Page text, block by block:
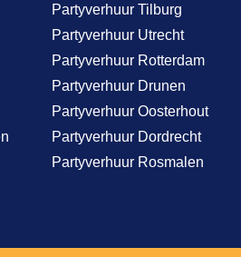
Partyverhuur Tilburg
Partyverhuur Utrecht
Partyverhuur Rotterdam
Partyverhuur Drunen
Partyverhuur Oosterhout
Partyverhuur Dordrecht
Partyverhuur Rosmalen